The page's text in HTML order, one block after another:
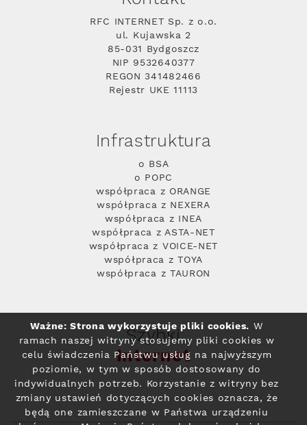
RFC INTERNET Sp. z o.o.
ul. Kujawska 2
85-031 Bydgoszcz
NIP 9532640377
REGON 341482466
Rejestr UKE 11113
Infrastruktura
o BSA
o POPC
współpraca z ORANGE
współpraca z NEXERA
współpraca z INEA
współpraca z ASTA-NET
współpraca z VOICE-NET
współpraca z TOYA
współpraca z TAURON
Szybki
Internet
Ważne: Strona wykorzystuje pliki cookies. W
ramach naszej witryny stosujemy pliki cookies w
celu świadczenia Państwu usług na najwyższym
poziomie, w tym w sposób dostosowany do
indywidualnych potrzeb. Korzystanie z witryny bez
zmiany ustawień dotyczących cookies oznacza, że
będą one zamieszczane w Państwa urządzeniu